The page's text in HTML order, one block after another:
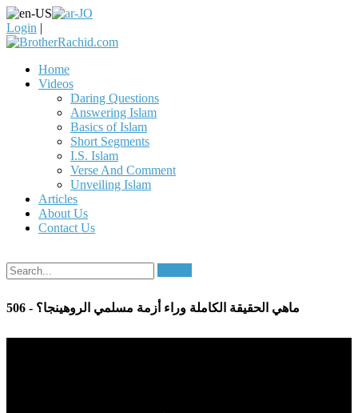
Login |
Home
Videos
Daring Questions
Answering Islam
Basics of Islam
Short Segments
I.S. Islam
Verse And Comment
Unveiling Islam
Articles
About Us
Contact Us
506 - ماهي الحقيقة الكاملة وراء أزمة مسلمي الروهينجا؟